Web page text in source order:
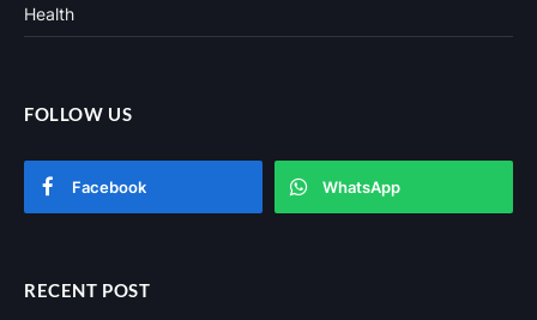
Health
FOLLOW US
Facebook WhatsApp
RECENT POST